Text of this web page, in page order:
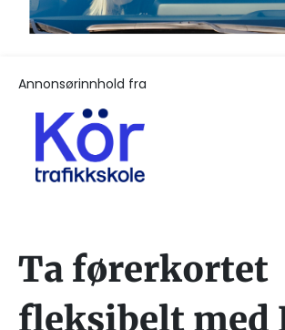
Annonsørinnhold fra
Ta førerkortet
fleksibelt med